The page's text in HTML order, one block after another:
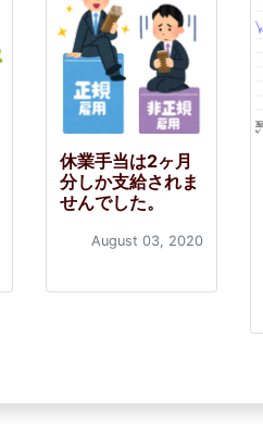
休業手当は2ヶ月
分しか支給されま
せんでした。
August 03, 2020